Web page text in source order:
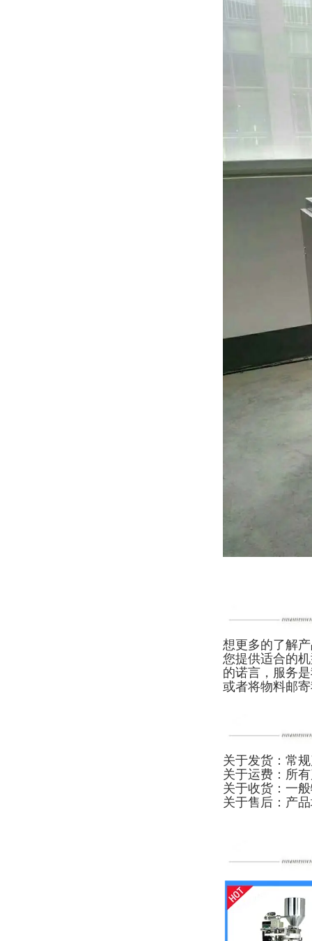
想更多的了解
您提供适合的
的诺言，服务
或者将物料邮
关于发货：常
关于运费：所
关于收货：一
关于售后：产